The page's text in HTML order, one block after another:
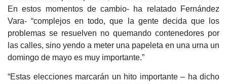
En estos momentos de cambio- ha relatado Fernández
Vara- “complejos en todo, que la gente decida que los
problemas se resuelven no quemando contenedores por
las calles, sino yendo a meter una papeleta en una urna un
domingo de mayo es muy importante.”
“Estas elecciones marcarán un hito importante – ha dicho